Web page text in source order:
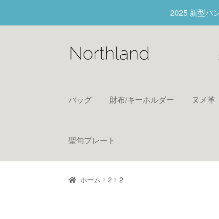
2025 新型パ
バッグ 財布/キーホルダー ヌメ革
聖句プレート
ホーム 2 2